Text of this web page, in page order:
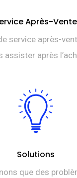
Après-Vente
service après-
assister après
Solutions
que des